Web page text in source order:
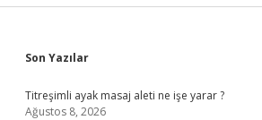
Sidebar
Son Yazılar
Titreşimli ayak masaj aleti ne işe yarar ?
Ağustos 8, 2026